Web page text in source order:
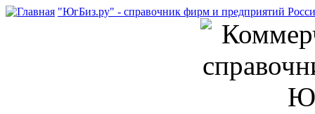
"ЮгБиз.ру" - справочник фирм и предприятий